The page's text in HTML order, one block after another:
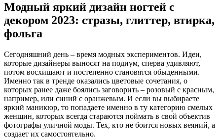
Модный яркий дизайн ногтей с
декором 2023: стразы, глиттер, втирка,
фольга
Сегодняшний день – время модных экспериментов. Идеи,
которые дизайнеры выносят на подиум, сперва удивляют,
потом восхищают и постепенно становятся обыденными.
Именно так в тренде оказались цветовые сочетания, о
которых ранее даже боялись заговорить – розовый с красным,
например, или синий с оранжевым. И если вы выбираете
яркий маникюр, то попадаете именно в ту категорию смелых
женщин, которых всегда стараются поймать в свой объектив
фотографы уличной моды. Тех, кто не боится новых веяний, а
создает их самостоятельно.